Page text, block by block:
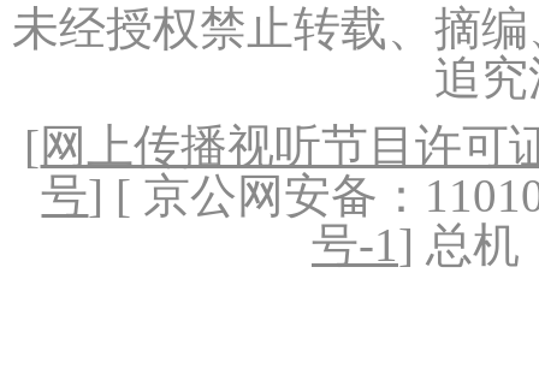
未经授权禁止转载、摘
追
[网上传播视听节目许可
号] [ 京公网安备：
号-1] 总机